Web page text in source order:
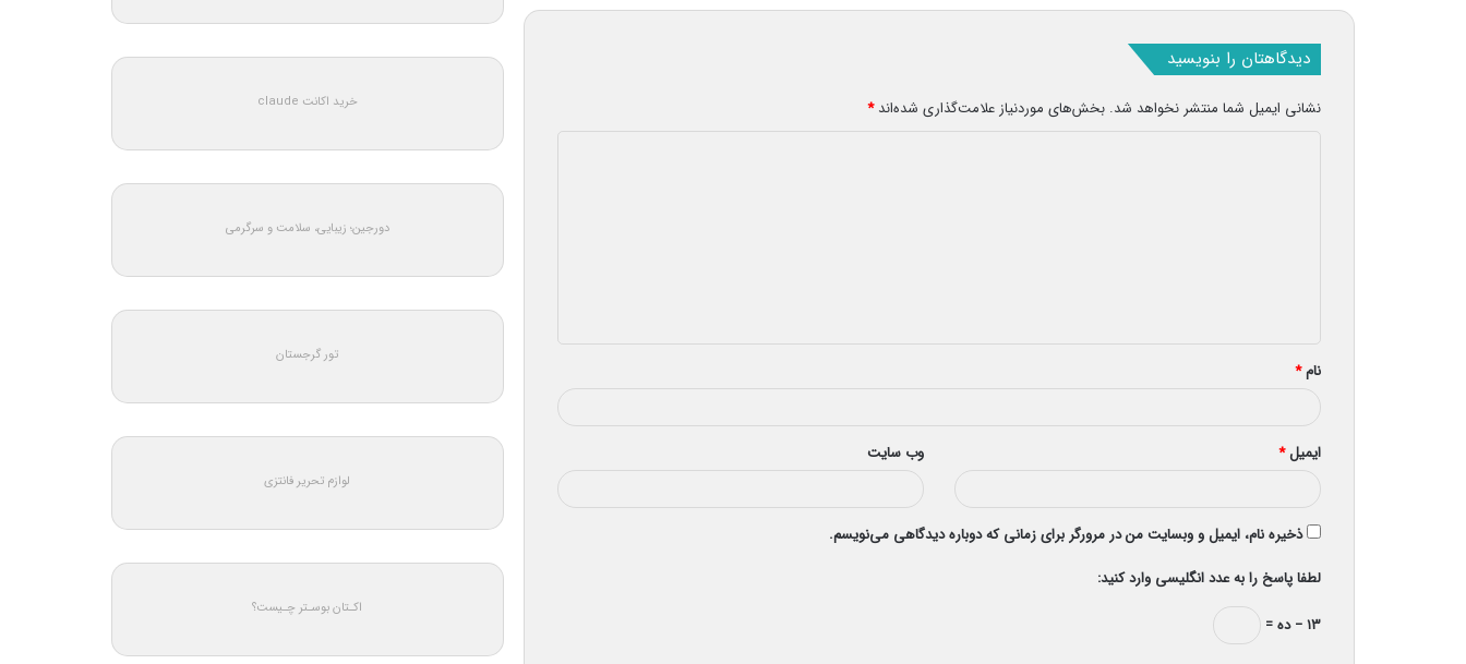
دیدگاهتان را بنویسید
نشانی ایمیل شما منتشر نخواهد شد. بخش‌های موردنیاز علامت‌گذاری شده‌اند*
*
نام*
ایمیل* وب‌ سایت
ذخیره نام، ایمیل و وبسایت من در مرورگر برای زمانی که دوباره دیدگاهی می‌نویسم.
لطفا پاسخ را به عدد انگلیسی وارد کنید:
۱۳ − ده =
خرید اکانت claude
دورجین؛ زیبایی، سلامت و سرگرمی
تور گرجستان
لوازم تحریر فانتزی
اکـتان بوسـتر چـیست؟